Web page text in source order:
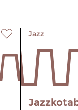
Jazz